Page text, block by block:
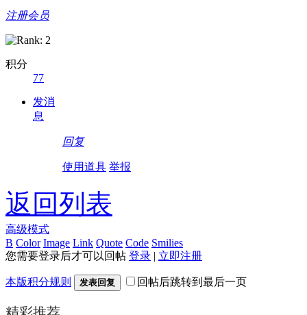
注册会员
积分
77
发消
息
回复
使用道具 举报
返回列表
高级模式
B Color Image Link Quote Code Smilies
您需要登录后才可以回帖 登录 | 立即注册
本版积分规则 发表回复 回帖后跳转到最后一页